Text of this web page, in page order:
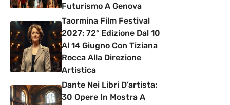
Futurismo A Genova
Taormina Film Festival
2027: 72ª Edizione Dal 10
Al 14 Giugno Con Tiziana
Rocca Alla Direzione
Artistica
Dante Nei Libri D’artista:
30 Opere In Mostra A